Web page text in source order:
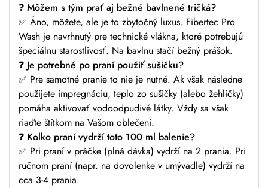
❓ Môžem s tým prať aj bežné bavlnené tričká?
✅ Áno, môžete, ale je to zbytočný luxus. Fibertec Pro
Wash je navrhnutý pre technické vlákna, ktoré potrebujú
špeciálnu starostlivosť. Na bavlnu stačí bežný prášok.
❓ Je potrebné po praní použiť sušičku?
✅ Pre samotné pranie to nie je nutné. Ak však následne
použijete impregnáciu, teplo zo sušičky (alebo žehličky)
pomáha aktivovať vodoodpudivé látky. Vždy sa však
riaďte štítkom na Vašom oblečení.
❓ Koľko praní vydrží toto 100 ml balenie?
✅ Pri praní v práčke (plná dávka) vydrží na 2 prania. Pri
ručnom praní (napr. na dovolenke v umývadle) vydrží na
cca 3-4 prania.